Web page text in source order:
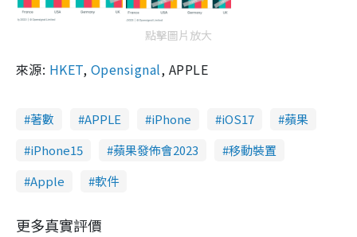
點擊圖片放大
來源: HKET, Opensignal, APPLE
著數 APPLE iPhone iOS17
蘋果
iPhone15
蘋果發佈會2023
移動裝置
Apple
軟件
更多真實評價